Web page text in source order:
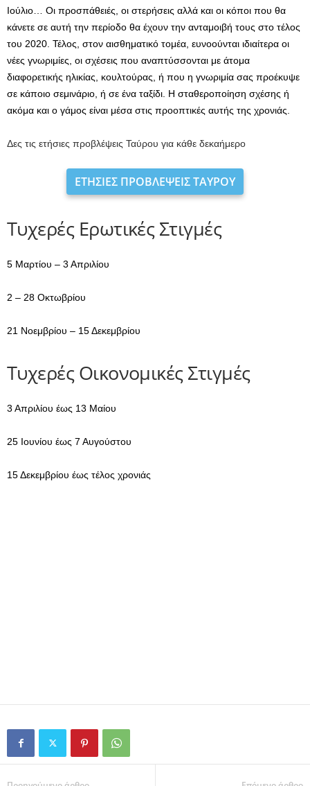
Ιούλιο… Οι προσπάθειές, οι στερήσεις αλλά και οι κόποι που θα
κάνετε σε αυτή την περίοδο θα έχουν την ανταμοιβή τους στο τέλος
του 2020. Τέλος, στον αισθηματικό τομέα, ευνοούνται ιδιαίτερα οι
νέες γνωριμίες, οι σχέσεις που αναπτύσσονται με άτομα
διαφορετικής ηλικίας, κουλτούρας, ή που η γνωριμία σας προέκυψε
σε κάποιο σεμινάριο, ή σε ένα ταξίδι. Η σταθεροποίηση σχέσης ή
ακόμα και ο γάμος είναι μέσα στις προοπτικές αυτής της χρονιάς.
Δες τις ετήσιες προβλέψεις Ταύρου για κάθε δεκαήμερο
ΕΤΗΣΙΕΣ ΠΡΟΒΛΕΨΕΙΣ ΤΑΥΡΟΥ
Τυχερές Ερωτικές Στιγμές
5 Μαρτίου – 3 Απριλίου
2 – 28 Οκτωβρίου
21 Νοεμβρίου – 15 Δεκεμβρίου
Τυχερές Οικονομικές Στιγμές
3 Απριλίου έως 13 Μαίου
25 Ιουνίου έως 7 Αυγούστου
15 Δεκεμβρίου έως τέλος χρονιάς